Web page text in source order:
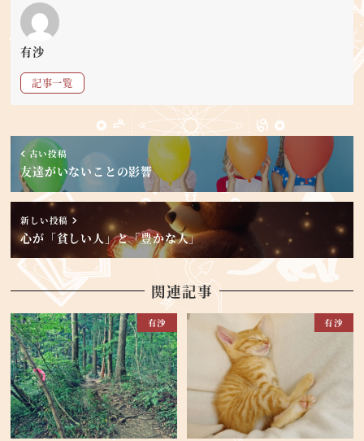
有沙
記事一覧
古い投稿
友達がいないことの影響
新しい投稿
心が「貧しい人」と「豊かな人」
関連記事
有沙 有沙